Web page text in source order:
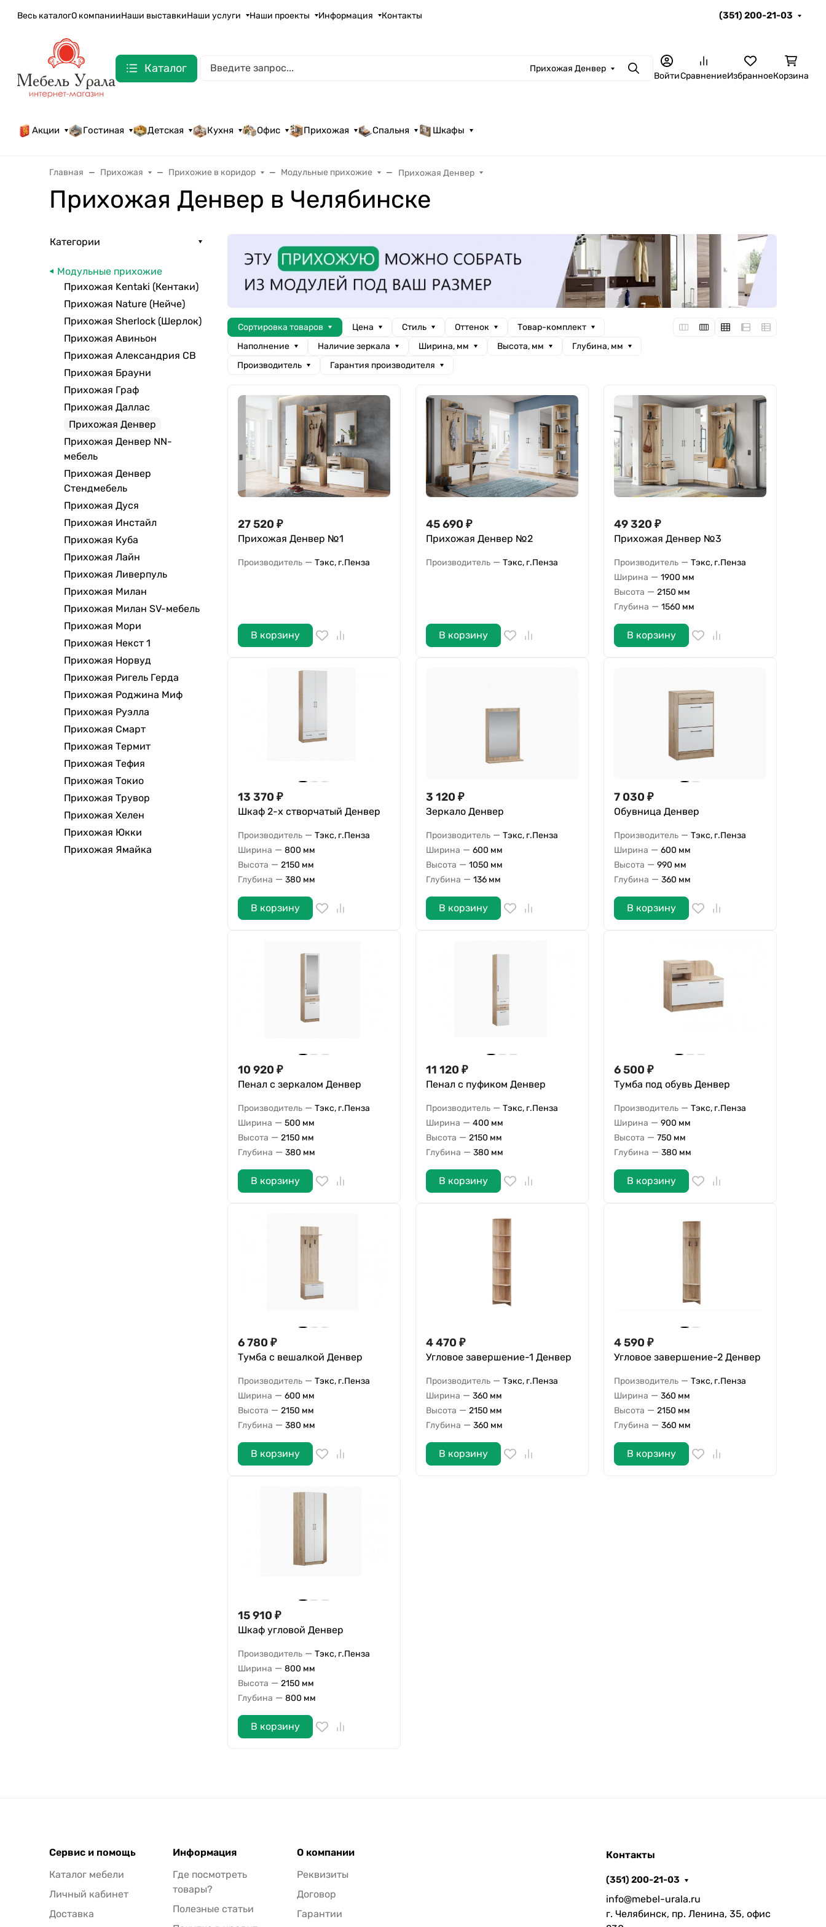
Весь каталогО компанииНаши выставкиНаши услуги Наши проекты Информация Контакты (351) 200-21-03
Каталог Прихожая Денвер ПоискВойтиСравнениеИзбранноеКорзина
Акции Гостиная Детская Кухня Офис Прихожая Спальня Шкафы
Главная Прихожая Прихожие в коридор Модульные прихожие Прихожая Денвер
Прихожая Денвер в Челябинске
Категории
Модульные прихожие
Прихожая Kentaki (Кентаки)
Прихожая Nature (Нейче)
Прихожая Sherlock (Шерлок)
Прихожая Авиньон
Прихожая Александрия СВ
Прихожая Брауни
Прихожая Граф
Прихожая Даллас
Прихожая Денвер
Прихожая Денвер NN-
мебель
Прихожая Денвер
Стендмебель
Прихожая Дуся
Прихожая Инстайл
Прихожая Куба
Прихожая Лайн
Прихожая Ливерпуль
Прихожая Милан
Прихожая Милан SV-мебель
Прихожая Мори
Прихожая Некст 1
Прихожая Норвуд
Прихожая Ригель Герда
Прихожая Роджина Миф
Прихожая Руэлла
Прихожая Смарт
Прихожая Термит
Прихожая Тефия
Прихожая Токио
Прихожая Трувор
Прихожая Хелен
Прихожая Юкки
Прихожая Ямайка
Сортировка товаров Цена Стиль Оттенок
Товар-комплект
Наполнение
Наличие зеркала Ширина, мм Высота, мм
Глубина, мм
Производитель
Гарантия производителя
27 520 ₽
Прихожая Денвер №1
Производитель — Тэкс, г.Пенза
В корзину
45 690 ₽
Прихожая Денвер №2
Производитель — Тэкс, г.Пенза
В корзину
49 320 ₽
Прихожая Денвер №3
Производитель — Тэкс, г.Пенза
Ширина — 1900 мм
Высота — 2150 мм
Глубина — 1560 мм
В корзину
13 370 ₽
Шкаф 2-х створчатый Денвер
Производитель — Тэкс, г.Пенза
Ширина — 800 мм
Высота — 2150 мм
Глубина — 380 мм
В корзину
3 120 ₽
Зеркало Денвер
Производитель — Тэкс, г.Пенза
Ширина — 600 мм
Высота — 1050 мм
Глубина — 136 мм
В корзину
7 030 ₽
Обувница Денвер
Производитель — Тэкс, г.Пенза
Ширина — 600 мм
Высота — 990 мм
Глубина — 360 мм
В корзину
10 920 ₽
Пенал с зеркалом Денвер
Производитель — Тэкс, г.Пенза
Ширина — 500 мм
Высота — 2150 мм
Глубина — 380 мм
В корзину
11 120 ₽
Пенал с пуфиком Денвер
Производитель — Тэкс, г.Пенза
Ширина — 400 мм
Высота — 2150 мм
Глубина — 380 мм
В корзину
6 500 ₽
Тумба под обувь Денвер
Производитель — Тэкс, г.Пенза
Ширина — 900 мм
Высота — 750 мм
Глубина — 380 мм
В корзину
6 780 ₽
Тумба с вешалкой Денвер
Производитель — Тэкс, г.Пенза
Ширина — 600 мм
Высота — 2150 мм
Глубина — 380 мм
В корзину
4 470 ₽
Угловое завершение-1 Денвер
Производитель — Тэкс, г.Пенза
Ширина — 360 мм
Высота — 2150 мм
Глубина — 360 мм
В корзину
4 590 ₽
Угловое завершение-2 Денвер
Производитель — Тэкс, г.Пенза
Ширина — 360 мм
Высота — 2150 мм
Глубина — 360 мм
В корзину
15 910 ₽
Шкаф угловой Денвер
Производитель — Тэкс, г.Пенза
Ширина — 800 мм
Высота — 2150 мм
Глубина — 800 мм
В корзину
Сервис и помощь
Каталог мебели
Личный кабинет
Доставка
Информация
Где посмотреть
товары?
Полезные статьи
О компании
Реквизиты
Договор
Гарантии
Контакты
(351) 200-21-03
info@mebel-urala.ru
г. Челябинск, пр. Ленина, 35, офис